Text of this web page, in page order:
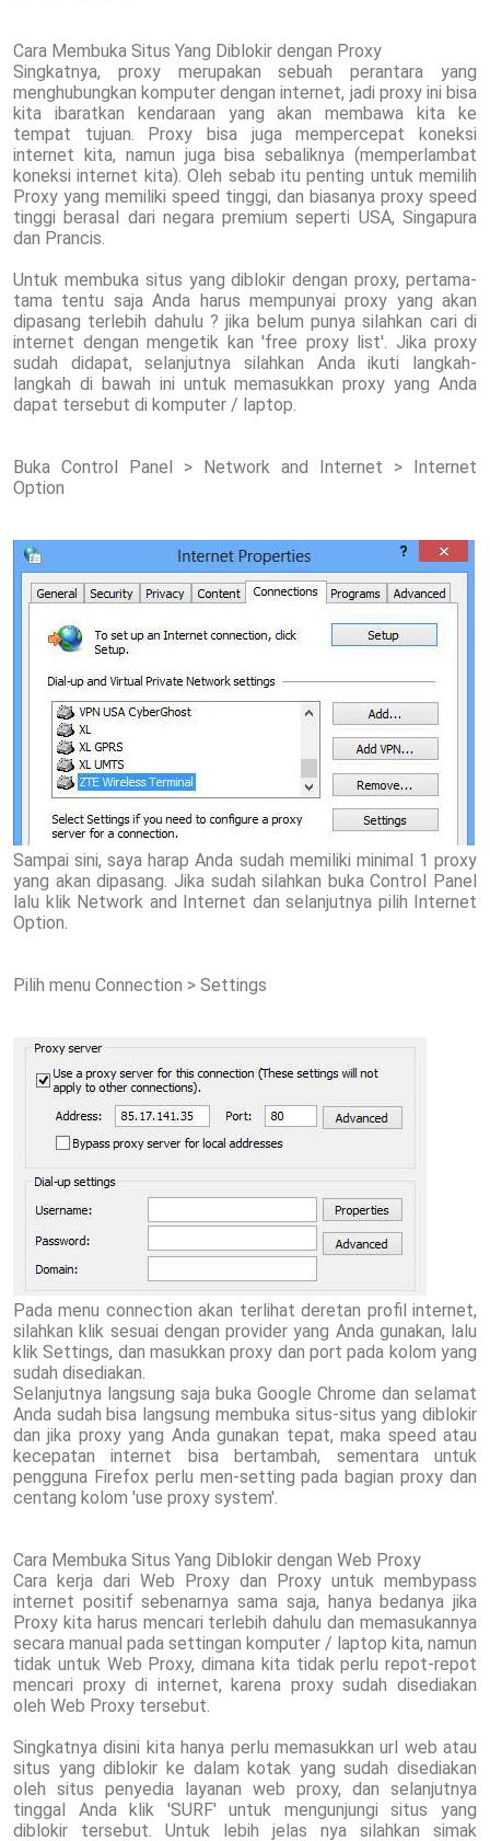
Cara Membuka Situs Yang Diblokir dengan Proxy
Singkatnya, proxy merupakan sebuah perantara yang
menghubungkan komputer dengan internet, jadi proxy ini bisa
kita ibaratkan kendaraan yang akan membawa kita ke
tempat tujuan. Proxy bisa juga mempercepat koneksi
internet kita, namun juga bisa sebaliknya (memperlambat
koneksi internet kita). Oleh sebab itu penting untuk memilih
Proxy yang memiliki speed tinggi, dan biasanya proxy speed
tinggi berasal dari negara premium seperti USA, Singapura
dan Prancis.
Untuk membuka situs yang diblokir dengan proxy, pertama-
tama tentu saja Anda harus mempunyai proxy yang akan
dipasang terlebih dahulu ? jika belum punya silahkan cari di
internet dengan mengetik kan 'free proxy list'. Jika proxy
sudah didapat, selanjutnya silahkan Anda ikuti langkah-
langkah di bawah ini untuk memasukkan proxy yang Anda
dapat tersebut di komputer / laptop.
Buka Control Panel > Network and Internet > Internet
Option
Sampai sini, saya harap Anda sudah memiliki minimal 1 proxy
yang akan dipasang. Jika sudah silahkan buka Control Panel
lalu klik Network and Internet dan selanjutnya pilih Internet
Option.
Pilih menu Connection > Settings
Pada menu connection akan terlihat deretan profil internet,
silahkan klik sesuai dengan provider yang Anda gunakan, lalu
klik Settings, dan masukkan proxy dan port pada kolom yang
sudah disediakan.
Selanjutnya langsung saja buka Google Chrome dan selamat
Anda sudah bisa langsung membuka situs-situs yang diblokir
dan jika proxy yang Anda gunakan tepat, maka speed atau
kecepatan internet bisa bertambah, sementara untuk
pengguna Firefox perlu men-setting pada bagian proxy dan
centang kolom 'use proxy system'.
Cara Membuka Situs Yang Diblokir dengan Web Proxy
Cara kerja dari Web Proxy dan Proxy untuk membypass
internet positif sebenarnya sama saja, hanya bedanya jika
Proxy kita harus mencari terlebih dahulu dan memasukannya
secara manual pada settingan komputer / laptop kita, namun
tidak untuk Web Proxy, dimana kita tidak perlu repot-repot
mencari proxy di internet, karena proxy sudah disediakan
oleh Web Proxy tersebut.
Singkatnya disini kita hanya perlu memasukkan url web atau
situs yang diblokir ke dalam kotak yang sudah disediakan
oleh situs penyedia layanan web proxy, dan selanjutnya
tinggal Anda klik 'SURF' untuk mengunjungi situs yang
diblokir tersebut. Untuk lebih jelas nya silahkan simak